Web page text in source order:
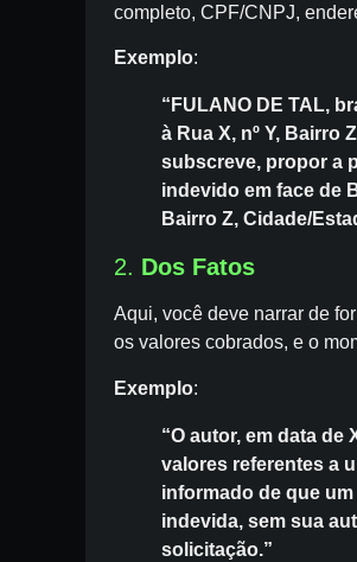
completo, CPF/CNPJ,
Exemplo:
“FULANO DE TAL,
à Rua X, nº Y, Bairro
subscreve, propor a
indevido em face de
Bairro Z, Cidade/
2. Dos Fatos
Aqui, você deve narrar de
os valores cobrados, e o
Exemplo:
“O autor, em data
valores referentes a
informado de que
indevida, sem sua
solicitação.”